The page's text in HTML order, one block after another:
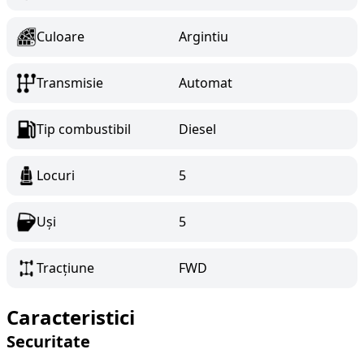
Culoare Argintiu
Transmisie Automat
Tip combustibil Diesel
Locuri 5
Uși 5
Tracțiune FWD
Caracteristici
Securitate